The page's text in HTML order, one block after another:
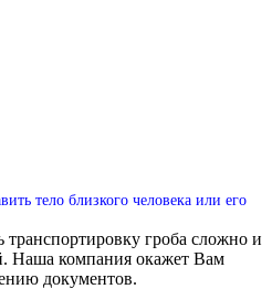
тело близкого человека или его
транспортировку гроба сложно и
Наша компания окажет Вам
документов.